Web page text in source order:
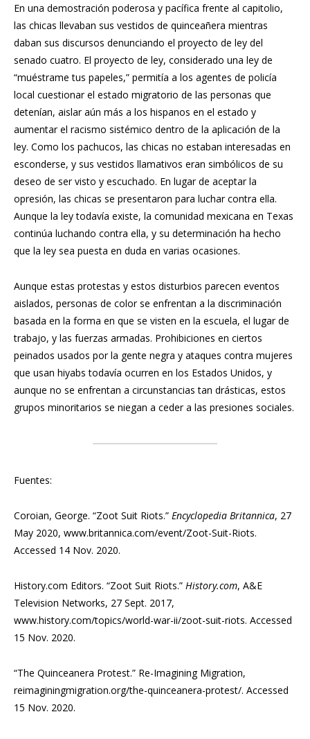
En una demostración poderosa y pacífica frente al capitolio,
las chicas llevaban sus vestidos de quinceañera mientras
daban sus discursos denunciando el proyecto de ley del
senado cuatro. El proyecto de ley, considerado una ley de
“muéstrame tus papeles,” permitía a los agentes de policía
local cuestionar el estado migratorio de las personas que
detenían, aislar aún más a los hispanos en el estado y
aumentar el racismo sistémico dentro de la aplicación de la
ley. Como los pachucos, las chicas no estaban interesadas en
esconderse, y sus vestidos llamativos eran simbólicos de su
deseo de ser visto y escuchado. En lugar de aceptar la
opresión, las chicas se presentaron para luchar contra ella.
Aunque la ley todavía existe, la comunidad mexicana en Texas
continúa luchando contra ella, y su determinación ha hecho
que la ley sea puesta en duda en varias ocasiones.
Aunque estas protestas y estos disturbios parecen eventos
aislados, personas de color se enfrentan a la discriminación
basada en la forma en que se visten en la escuela, el lugar de
trabajo, y las fuerzas armadas. Prohibiciones en ciertos
peinados usados por la gente negra y ataques contra mujeres
que usan hiyabs todavía ocurren en los Estados Unidos, y
aunque no se enfrentan a circunstancias tan drásticas, estos
grupos minoritarios se niegan a ceder a las presiones sociales.
Fuentes:
Coroian, George. “Zoot Suit Riots.” Encyclopedia Britannica, 27
May 2020, www.britannica.com/event/Zoot-Suit-Riots.
Accessed 14 Nov. 2020.
History.com Editors. “Zoot Suit Riots.” History.com, A&E
Television Networks, 27 Sept. 2017,
www.history.com/topics/world-war-ii/zoot-suit-riots. Accessed
15 Nov. 2020.
“The Quinceanera Protest.” Re-Imagining Migration,
reimaginingmigration.org/the-quinceanera-protest/. Accessed
15 Nov. 2020.